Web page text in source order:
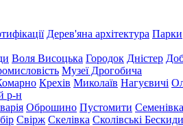
Дерев'яна архітектура Парки
Воля Висоцька Городок Дністер
Музеї Дрогобича
Крехів Миколаїв Нагуєвичі
р-н
Оброшино Пустомити Семенівка
Свірж Скелівка Сколівські Бескиди